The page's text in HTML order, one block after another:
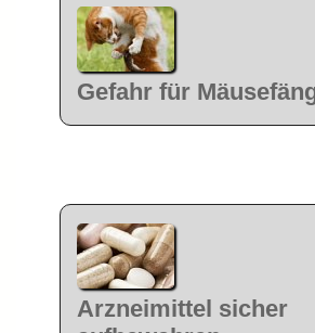
Gefahr für
Arzneimittel sicher